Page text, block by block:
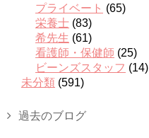
プライベート (65)
栄養士 (83)
希先生 (61)
看護師・保健師 (25)
ビーンズスタッフ (14)
未分類 (591)
過去のブログ